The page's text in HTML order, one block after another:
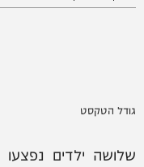
גודל הטקסט
שלושה ילדים